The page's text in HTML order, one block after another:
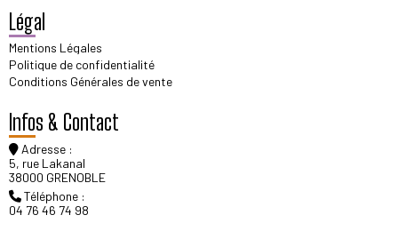
Légal
Mentions Légales
Politique de confidentialité
Conditions Générales de vente
Infos & Contact
Adresse :
5, rue Lakanal
38000 GRENOBLE
Téléphone :
04 76 46 74 98